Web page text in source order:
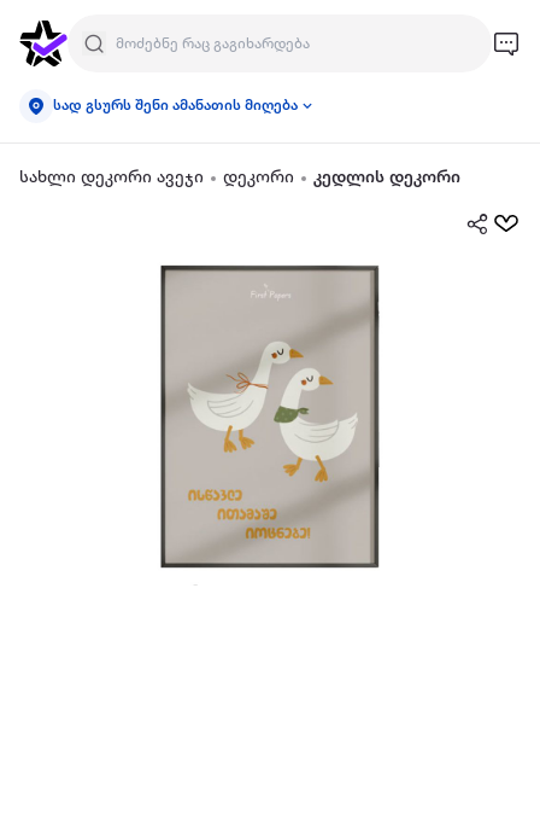
სად გსურს შენი ამანათის მიღება
სახლი დეკორი ავეჯი დეკორი კედლის დეკორი